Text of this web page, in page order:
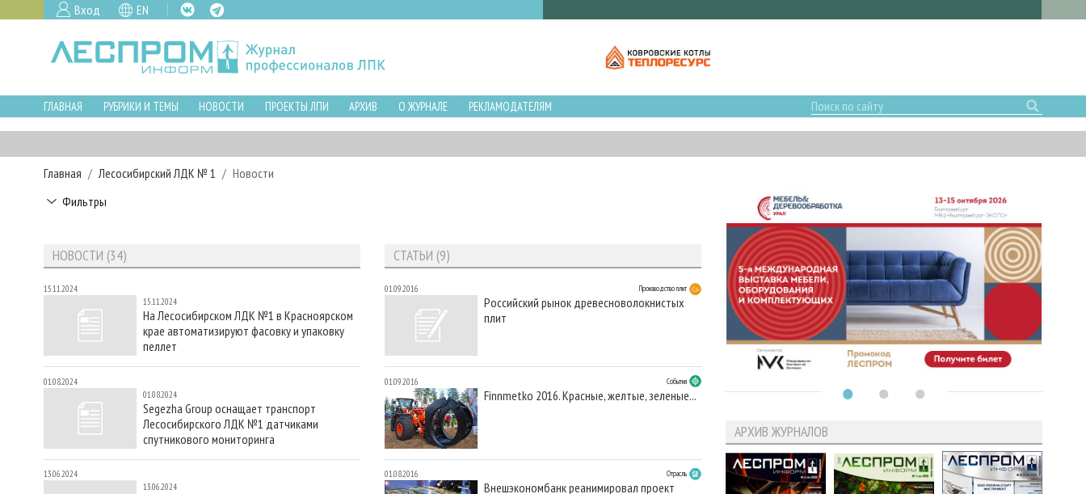
Вход EN
ГЛАВНАЯ РУБРИКИ И ТЕМЫ НОВОСТИ ПРОЕКТЫ ЛПИ АРХИВ О ЖУРНАЛЕ РЕКЛАМОДАТЕЛЯМ
Главная Лесосибирский ЛДК № 1
Новости
Фильтры
НОВОСТИ (34)
15.11.2024
15.11.2024
На Лесосибирском ЛДК №1 в Красноярском
крае автоматизируют фасовку и упаковку
пеллет
01.08.2024
01.08.2024
Segezha Group оснащает транспорт
Лесосибирского ЛДК №1 датчиками
спутникового мониторинга
13.06.2024
13.06.2024
СТАТЬИ (9)
01.09.2016 Производство плит
Российский рынок древесноволокнистых
плит
01.09.2016 События
Finnmetko 2016. Красные, желтые, зеленые...
01.08.2016 Отрасль
Внешэкономбанк реанимировал проект
АРХИВ ЖУРНАЛОВ